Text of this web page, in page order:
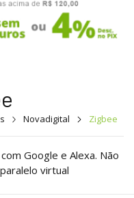
Novadigital Zigbee
Google e Alexa. Não
virtual